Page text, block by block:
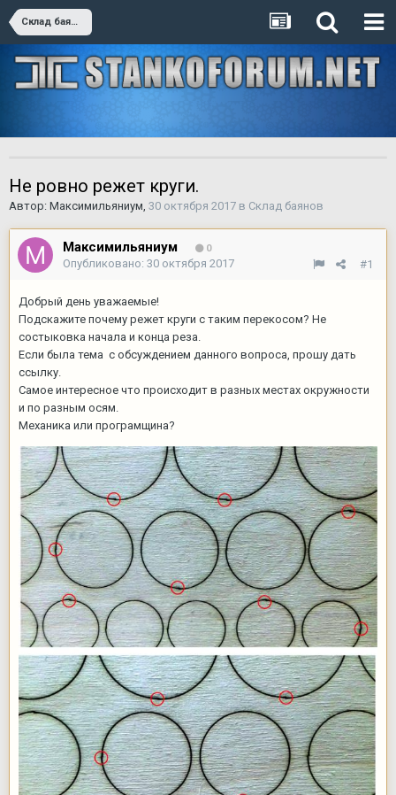
Склад баянов
Не ровно режет круги.
Автор: Максимильяниум, 30 октября 2017 в Склад баянов
Максимильяниум 0
#1
Опубликовано: 30 октября 2017
Добрый день уважаемые!
Подскажите почему режет круги с таким перекосом? Не
состыковка начала и конца реза.
Если была тема с обсуждением данного вопроса, прошу дать
ссылку.
Самое интересное что происходит в разных местах окружности
и по разным осям.
Механика или програмщина?